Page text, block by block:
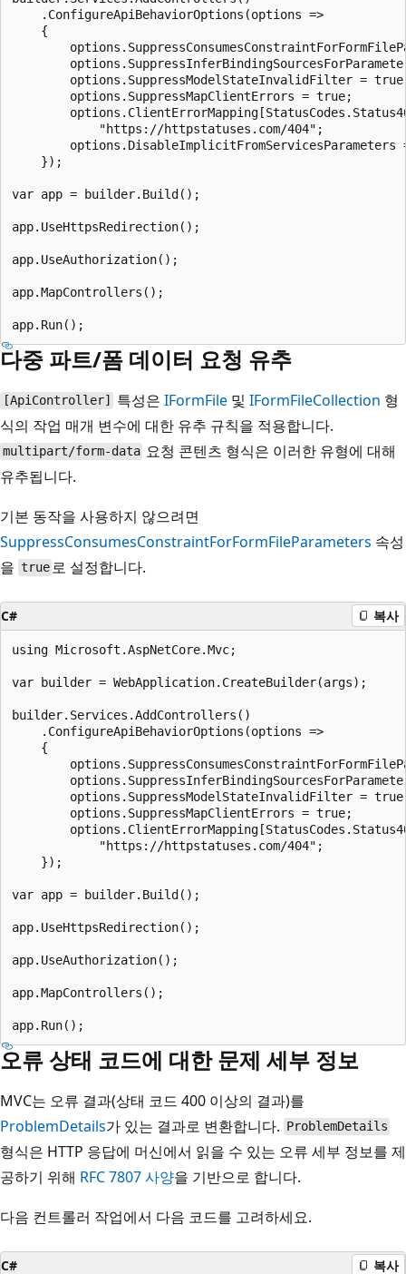
    .ConfigureApiBehaviorOptions(options =>
    {
options.SuppressModelStateInvalidFilter =
        options.SuppressMapClientErrors = true;
            "https://httpstatuses.com/404";
options.DisableImplicitFromServicesParameters
    });
var app = builder.Build();
app.UseHttpsRedirection();
app.UseAuthorization();
app.MapControllers();
다중 파트/폼 데이터 요청 유추
[ApiController] 특성은IFormFile 및IFormFileCollection 형
식의 작업 매개 변수에 대한 유추 규칙을 적용합니다.
multipart/form-data 요청 콘텐츠 형식은 이러한 유형에 대해
유추됩니다.
기본 동작을 사용하지 않으려면
SuppressConsumesConstraintForFormFileParameters 속성
을 true 로 설정합니다.
C# 복사
using Microsoft.AspNetCore.Mvc;
var builder = WebApplication.CreateBuilder(args);
builder.Services.AddControllers()
    .ConfigureApiBehaviorOptions(options =>
    {
options.SuppressModelStateInvalidFilter =
        options.SuppressMapClientErrors = true;
            "https://httpstatuses.com/404";
    });
var app = builder.Build();
app.UseHttpsRedirection();
app.UseAuthorization();
app.MapControllers();
오류 상태 코드에 대한 문제 세부 정보
MVC는 오류 결과(상태 코드 400 이상의 결과)를
ProblemDetails가 있는 결과로 변환합니다. ProblemDetails
형식은 HTTP 응답에 머신에서 읽을 수 있는 오류 세부 정보를 제
공하기 위해 RFC 7807 사양을 기반으로 합니다.
다음 컨트롤러 작업에서 다음 코드를 고려하세요.
C# 복사